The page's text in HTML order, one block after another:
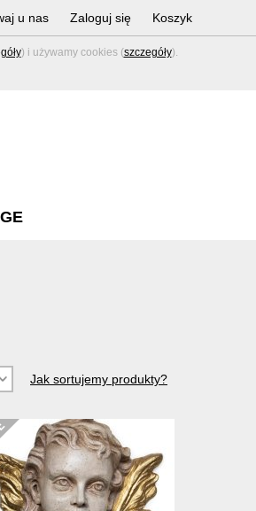
) i używamy cookies (szczegóły).
u nas Zaloguj się Koszyk
Jak sortujemy produkty?